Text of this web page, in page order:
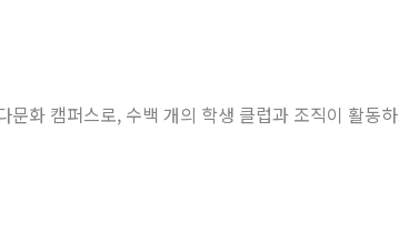
문화 캠퍼스로, 수백 개의 학생 클럽과 조직이 활동